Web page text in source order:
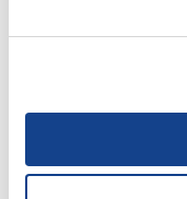
S čím se jako
doučovat, aby